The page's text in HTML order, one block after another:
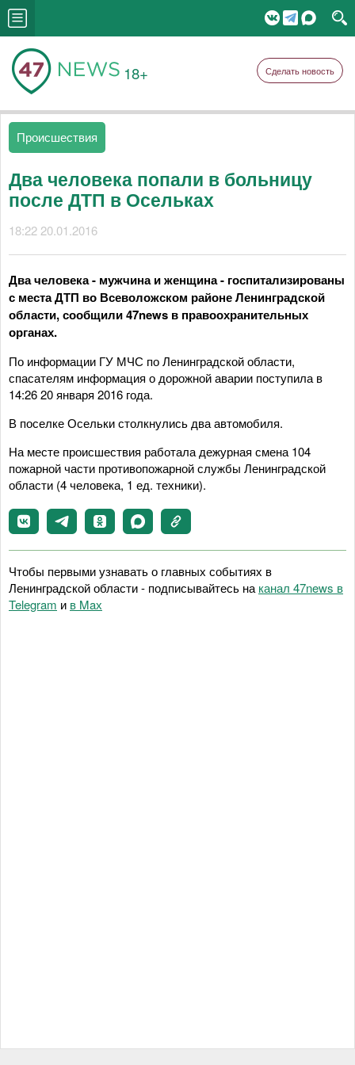
18+ Сделать новость
Происшествия
Два человека попали в больницу
после ДТП в Осельках
18:22 20.01.2016
Два человека - мужчина и женщина - госпитализированы
с места ДТП во Всеволожском районе Ленинградской
области, сообщили 47news в правоохранительных
органах.
По информации ГУ МЧС по Ленинградской области,
спасателям информация о дорожной аварии поступила в
14:26 20 января 2016 года.
В поселке Осельки столкнулись два автомобиля.
На месте происшествия работала дежурная смена 104
пожарной части противопожарной службы Ленинградской
области (4 человека, 1 ед. техники).
Чтобы первыми узнавать о главных событиях в
Ленинградской области - подписывайтесь на канал 47news в
Telegram и в Maх